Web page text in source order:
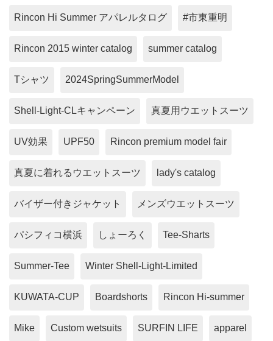
Rincon Hi Summer アパレルタログ #市東重明
Rincon 2015 winter catalog summer catalog
Tシャツ 2024SpringSummerModel
Shell-Light-CLキャンペーン 真夏用ウエットスーツ
UV効果 UPF50 Rincon premium model fair
真夏に着れるウエットスーツ lady's catalog
バイザー付きジャケット メンズウエットスーツ
パシフィコ横浜 しょーろく Tee-Sharts
Summer-Tee Winter Shell-Light-Limited
KUWATA-CUP Boardshorts Rincon Hi-summer
Mike Custom wetsuits SURFIN LIFE apparel